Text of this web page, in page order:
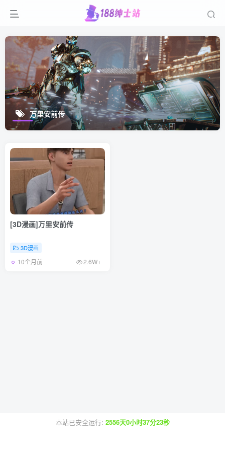
万里安前传
[3D漫画]万里安前传
3D漫画
10个月前 2.6W+
本站已安全运行: 2556天0小时37分23秒